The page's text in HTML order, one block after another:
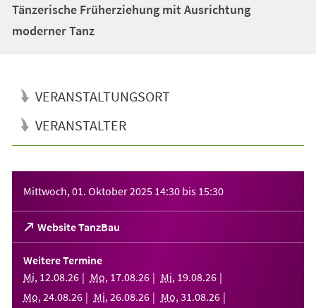
Tänzerische Früherziehung mit Ausrichtung
moderner Tanz
VERANSTALTUNGSORT
VERANSTALTER
Mittwoch, 01. Oktober 2025 14:30 bis 15:30
Website TanzBau
(Öffnet
in
einem
neuen
Tab)
Weitere Termine
Mi, 12.08.26 Mo, 17.08.26 Mi, 19.08.26
Mo, 24.08.26 Mi, 26.08.26 Mo, 31 .08.26